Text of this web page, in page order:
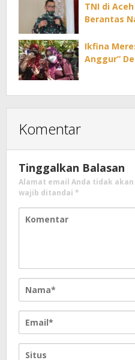
TNI di
Berantas
Ikfina
Anggur”
Komentar
Tinggalkan Balasan
Alamat email Anda tidak
wajib ditandai *